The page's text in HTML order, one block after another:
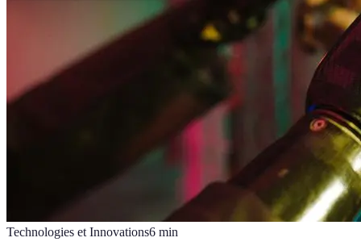
Technologies et Innovations6 min